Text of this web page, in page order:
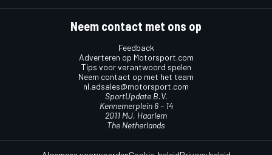
Neem contact met ons op
Feedback
Adverteren op Motorsport.com
Tips voor verantwoord spelen
Neem contact op met het team
nl.adsales@motorsport.com
SportUpdate B.V.
Kennemerplein 6 – 14
2011 MJ, Haarlem
The Netherlands